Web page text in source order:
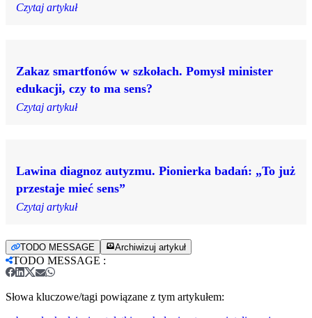
Czytaj artykuł
Zakaz smartfonów w szkołach. Pomysł minister
edukacji, czy to ma sens?
Czytaj artykuł
Lawina diagnoz autyzmu. Pionierka badań: „To już
przestaje mieć sens”
Czytaj artykuł
TODO MESSAGE Archiwizuj artykuł
TODO MESSAGE :
Słowa kluczowe/tagi powiązane z tym artykułem: